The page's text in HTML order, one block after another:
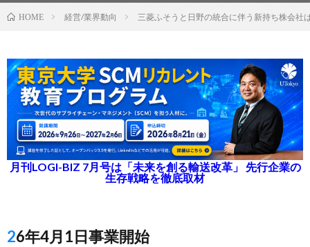
HOME 経営/業界動向 三菱ふそうと日野の統合に伴う新持ち株会
月刊LOGI-BIZ 7月号は「未来を創る輸送改革」 先行企業の
生存戦略を徹底取材
26年4月1日事業開始